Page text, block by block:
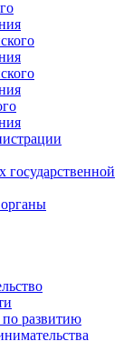
государственной
развитию